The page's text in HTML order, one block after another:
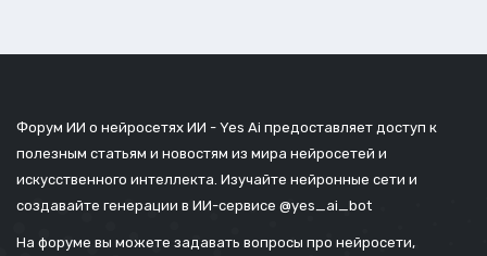
Форум ИИ о нейросетях ИИ - Yes Ai предоставляет доступ к
полезным статьям и новостям из мира нейросетей и
искусственного интеллекта. Изучайте нейронные сети и
создавайте генерации в ИИ-сервисе @yes_ai_bot
На форуме вы можете задавать вопросы про нейросети,